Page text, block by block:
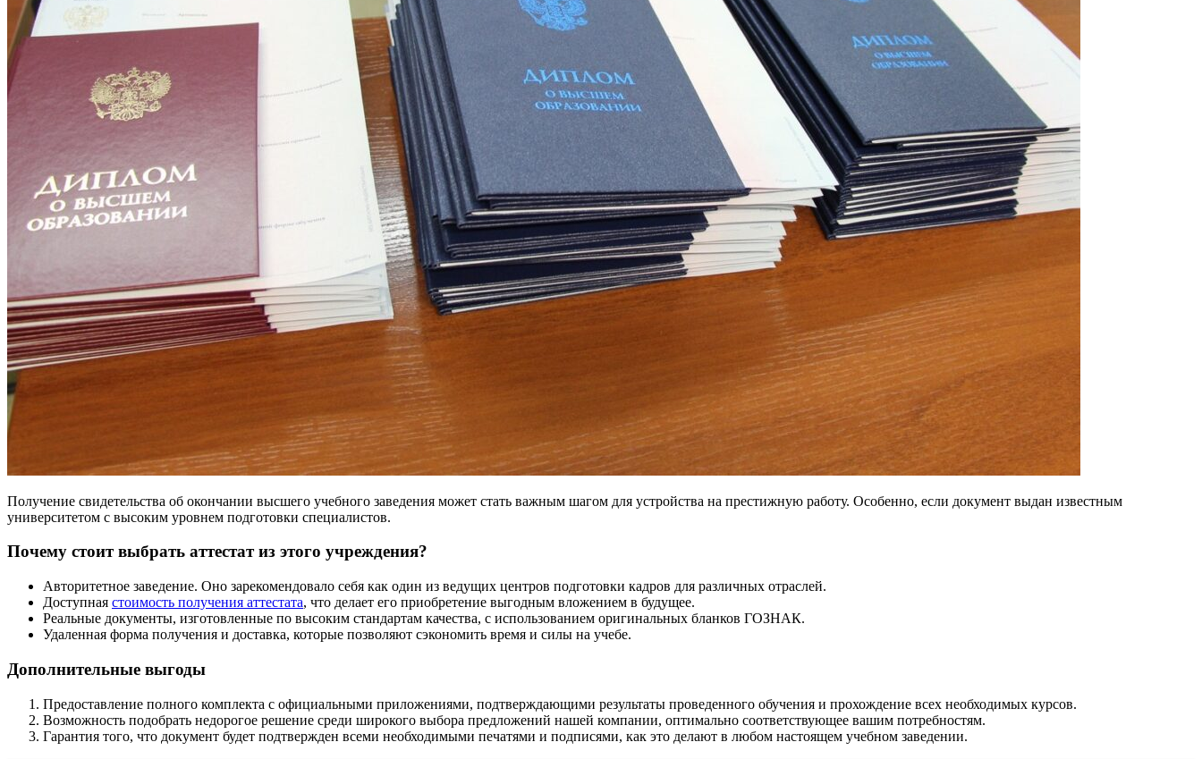
Получение свидетельства об окончании высшего учебного заведения может стать важным шагом для устройства на престижную работу. Особенно, если документ выдан известным
университетом с высоким уровнем подготовки специалистов.
Почему стоит выбрать аттестат из этого учреждения?
Авторитетное заведение. Оно зарекомендовало себя как один из ведущих центров подготовки кадров для различных отраслей.
Доступная стоимость получения аттестата, что делает его приобретение выгодным вложением в будущее.
Реальные документы, изготовленные по высоким стандартам качества, с использованием оригинальных бланков ГОЗНАК.
Удаленная форма получения и доставка, которые позволяют сэкономить время и силы на учебе.
Дополнительные выгоды
Предоставление полного комплекта с официальными приложениями, подтверждающими результаты проведенного обучения и прохождение всех необходимых курсов.
Возможность подобрать недорогое решение среди широкого выбора предложений нашей компании, оптимально соответствующее вашим потребностям.
Гарантия того, что документ будет подтвержден всеми необходимыми печатями и подписями, как это делают в любом настоящем учебном заведении.